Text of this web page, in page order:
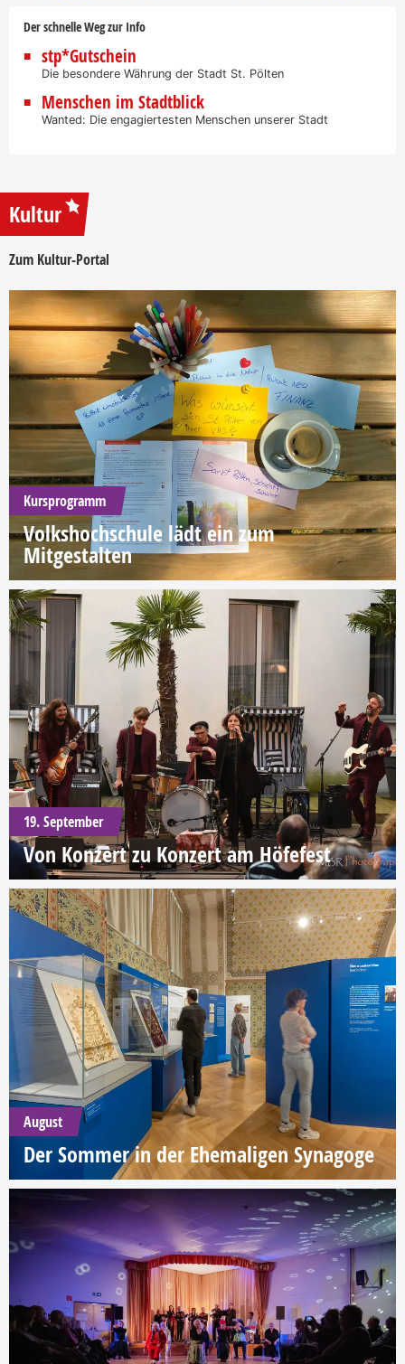
Der schnelle Weg zur Info
stp*Gutschein
Die besondere Währung der Stadt St. Pölten
Menschen im Stadtblick
Wanted: Die engagiertesten Menschen unserer Stadt
Kultur
Zum Kultur-Portal
Kursprogramm
Volkshochschule lädt ein zum
Mitgestalten
19. September
Von Konzert zu Konzert am Höfefest
August
Der Sommer in der Ehemaligen Synagoge